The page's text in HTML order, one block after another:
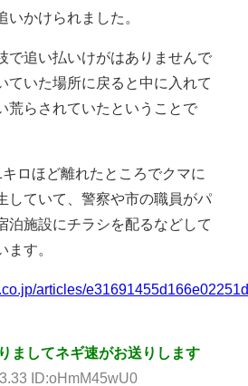
いかけられました。
で追い払いけがはありませんで
ていた場所に戻ると中に入れて
荒らされていたということで
ロほど離れたところでクマに
していて、警察や市の職員がパ
泊施設にチラシを配るなどして
ます。
articles/
ましてネギ速がお送りします
ID:oHmM45wU0